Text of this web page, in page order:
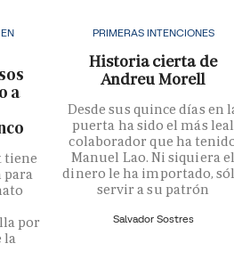
a
tiene
para
por
la
PRIMERAS INTENCIONES
Historia cierta de
Andreu Morell
Desde sus quince días en
puerta ha sido el más leal
colaborador que ha
Manuel Lao. Ni siquiera
dinero le ha importado,
servir a su patrón
Salvador Sostres